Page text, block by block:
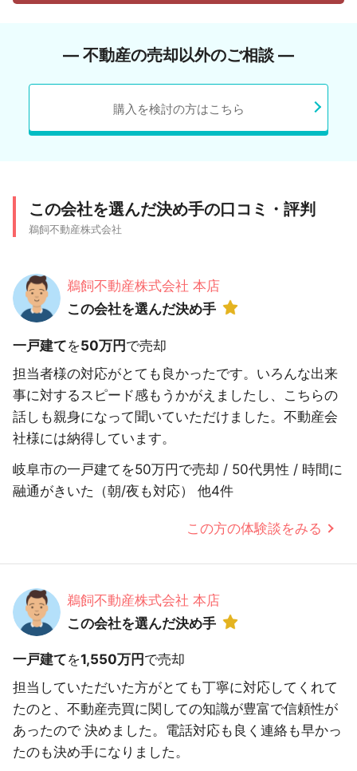
― 不動産の売却以外のご相談 ―
購入を検討の方はこちら
この会社を選んだ決め手の口コミ・評判
鵜飼不動産株式会社
鵜飼不動産株式会社 本店
この会社を選んだ決め手
一戸建てを50万円で売却
担当者様の対応がとても良かったです。いろんな出来
事に対するスピード感もうかがえましたし、こちらの
話しも親身になって聞いていただけました。不動産会
社様には納得しています。
岐阜市の一戸建てを50万円で売却 / 50代男性 / 時間に
融通がきいた（朝/夜も対応） 他4件
この方の体験談をみる
鵜飼不動産株式会社 本店
この会社を選んだ決め手
一戸建てを1,550万円 で売却
担当していただいた方がとても丁寧に対応してくれて
たのと、不動産売買に関しての知識が豊富で信頼性が
あったので 決めました。電話対応も良く連絡も早かっ
たのも決め手になりました。